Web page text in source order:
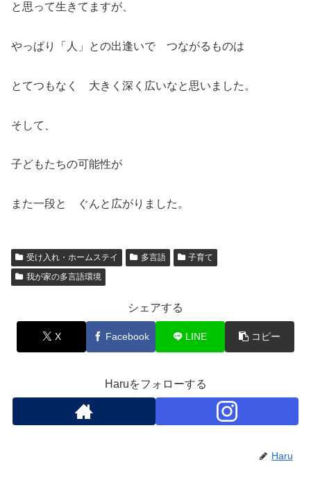
と思って生きてますが、
やっぱり「人」との出逢いで つながるものは
とてつもなく 大きく深く広いなと思いました。
そして、
子どもたちの可能性が
また一段と ぐんと広がりました。
受け入れ・ホームステイ 多言語
子育て
我が家の多言語環境
シェアする
X Facebook LINE コピー
Haruをフォローする
Haru